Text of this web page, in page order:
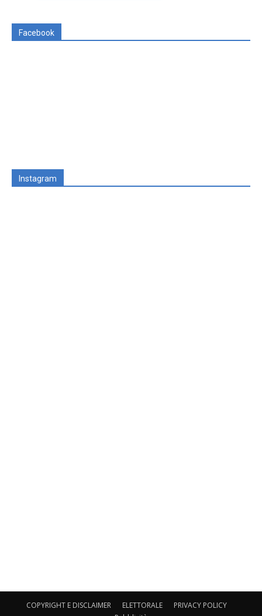
Facebook
Instagram
COPYRIGHT E DISCLAIMER ELETTORALE
PRIVACY POLICY